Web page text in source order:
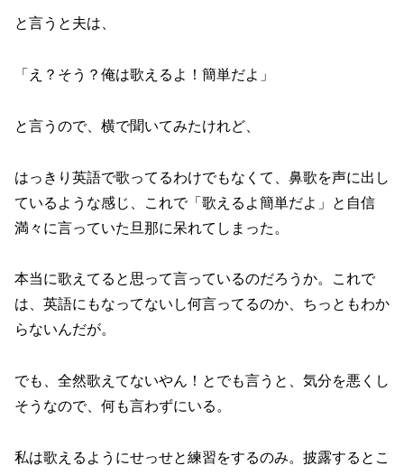
と言うと夫は、
「え？そう？俺は歌えるよ！簡単だよ」
と言うので、横で聞いてみたけれど、
はっきり英語で歌ってるわけでもなくて、鼻歌を声に出し
ているような感じ、これで「歌えるよ簡単だよ」と自信
満々に言っていた旦那に呆れてしまった。
本当に歌えてると思って言っているのだろうか。これで
は、英語にもなってないし何言ってるのか、ちっともわか
らないんだが。
でも、全然歌えてないやん！とでも言うと、気分を悪くし
そうなので、何も言わずにいる。
私は歌えるようにせっせと練習をするのみ。披露するとこ